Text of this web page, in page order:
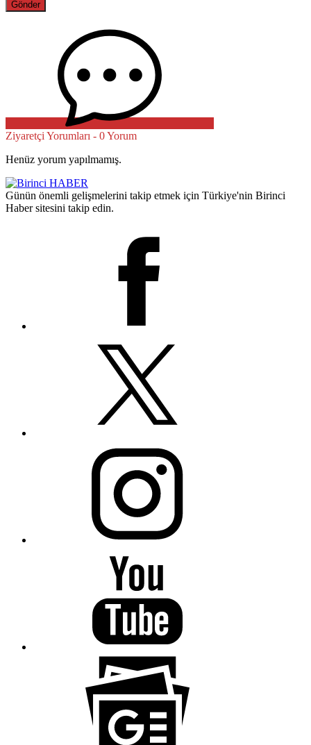
Ziyaretçi Yorumları - 0 Yorum
Henüz yorum yapılmamış.
Günün önemli gelişmelerini takip etmek için Türkiye'nin Birinci
Haber sitesini takip edin.